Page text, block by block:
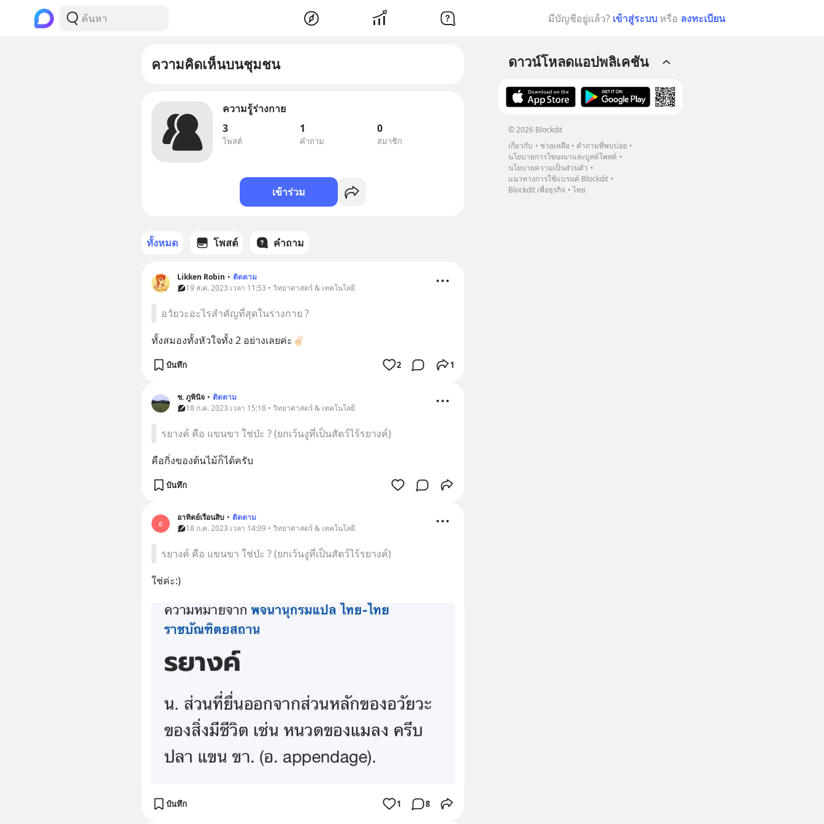
มีบัญชีอยู่แล้ว? เข้าสู่ระบบ หรือ ลงทะเบียน
ความคิดเห็นบนชุมชน
ความรู้ร่างกาย
3
โพสต์
1
คำถาม
0
สมาชิก
เข้าร่วม
ทั้งหมด โพสต์ คำถาม
Likken Robin • ติดตาม
19 ส.ค. 2023 เวลา 11:53 • วิทยาศาสตร์ & เทคโนโลยี
อวัยวะอะไรสำคัญที่สุดในร่างกาย ?
ทั้งสมองทั้งหัวใจทั้ง 2 อย่างเลยค่ะ✌🏻
บันทึก 2 1
ช. ภูพินิจ • ติดตาม
18 ก.ค. 2023 เวลา 15:18 • วิทยาศาสตร์ & เทคโนโลยี
รยางค์ คือ แขนขา ใช่ป่ะ ? (ยกเว้นงูที่เป็นสัตว์ไร้รยางค์)
คือกิ่งของต้นไม้ก็ได้ครับ
บันทึก
อ
อาทิตย์เรือนสิบ • ติดตาม
18 ก.ค. 2023 เวลา 14:09 • วิทยาศาสตร์ & เทคโนโลยี
รยางค์ คือ แขนขา ใช่ป่ะ ? (ยกเว้นงูที่เป็นสัตว์ไร้รยางค์)
ใช่ค่ะ:)
บันทึก 1 8
ดาวน์โหลดแอปพลิเคชัน
© 2026 Blockdit
เกี่ยวกับ
ช่วยเหลือ
คำถามที่พบบ่อย
นโยบายการโฆษณาและบูสต์โพสต์
นโยบายความเป็นส่วนตัว
แนวทางการใช้แบรนด์ Blockdit
Blockdit เพื่อธุรกิจ
ไทย